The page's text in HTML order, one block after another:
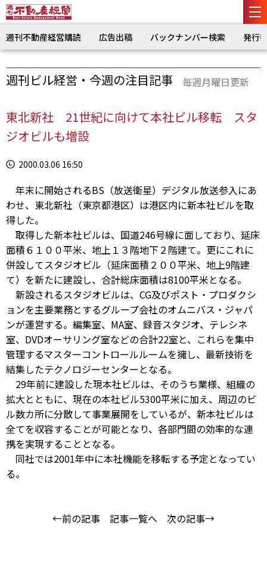
週刊不動産経営購読 広告出稿 バックナンバー検索 発行
週刊ビル経営・今週の注目記事 毎週月曜日更新
東北新社 21世紀に向けて本社ビル移転 スタ
ジオビルも増設
2000.03.06 16:50
年末に開始されるBS（放送衛星）デジタル放送参入にあ
わせ、東北新社（東京都港区）は港区内に新本社ビルを取
得した。
取得した新本社ビルは、国道246号線に面しており、延床
面積６１００平米、地上１３階地下２階建て。更にこれに
併設してスタジオビル（延床面積２００平米、地上9階建
て）を新たに建設し、合計総床面積は8100平米となる。
新設されるスタジオビルは、CG及びポスト・プロダクシ
ョンを主要業務とするグループ会社のオムニバス・ジャパ
ンが運営する。編集室、MA室、録音スタジオ、テレシネ
室、DVDオーサリング室などの合計22室と、これらを集中
管理するマスターコントロールルームを擁し、最新技術を
結集したテクノロジーセンターとなる。
29年前に建設した現本社ビルは、そのうち業様、組織の
拡大とともに、現在の本社ビル5300平米に加え、周辺のビ
ル数カ所に分散して事業展開をしているが、新本社ビルは
全てを収容することが可能となり、各部門間の効率的な連
携を実現することとなる。
同社では2001年中に本社機能を移転する予定となってい
る。
←前の記事 記事一覧へ 次の記事→